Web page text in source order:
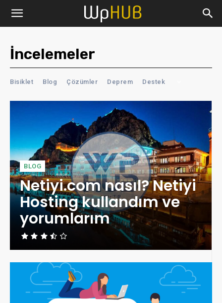
İncelemeler
Bisiklet Blog Çözümler Deprem Destek
BLOG
Netiyi.com nasıl? Netiyi
Hosting kullandım ve
yorumlarım